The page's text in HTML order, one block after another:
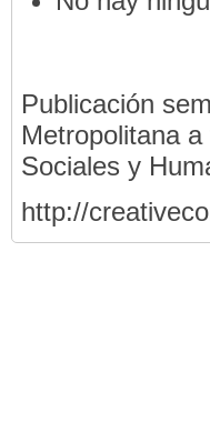
Publicación
Metropolitana
Sociales y
http://